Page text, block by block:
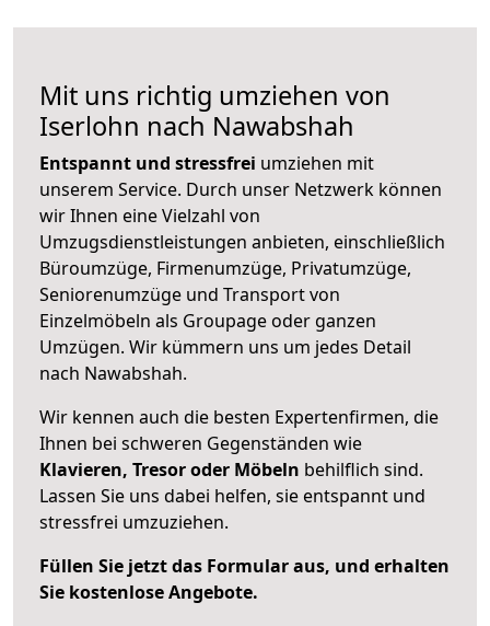
Mit uns richtig umziehen von
Iserlohn nach Nawabshah
Entspannt und stressfrei umziehen mit
unserem Service. Durch unser Netzwerk können
wir Ihnen eine Vielzahl von
Umzugsdienstleistungen anbieten, einschließlich
Büroumzüge, Firmenumzüge, Privatumzüge,
Seniorenumzüge und Transport von
Einzelmöbeln als Groupage oder ganzen
Umzügen. Wir kümmern uns um jedes Detail
nach Nawabshah.
Wir kennen auch die besten Expertenfirmen, die
Ihnen bei schweren Gegenständen wie
Klavieren, Tresor oder Möbeln behilflich sind.
Lassen Sie uns dabei helfen, sie entspannt und
stressfrei umzuziehen.
Füllen Sie jetzt das Formular aus, und erhalten
Sie kostenlose Angebote.